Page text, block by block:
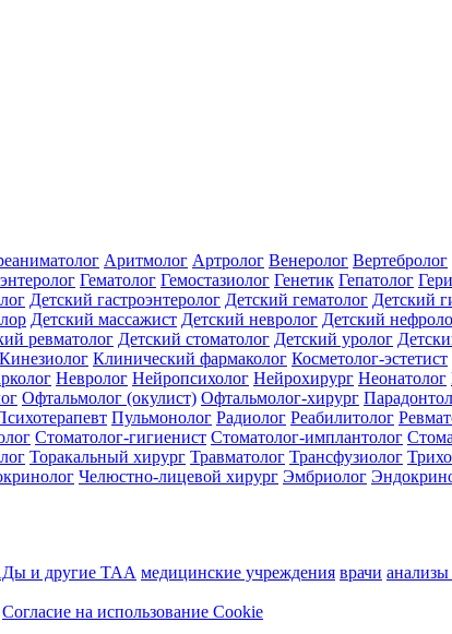
Аритмолог Артролог Венеролог Вертебролог
Гематолог Гемостазиолог Генетик Гепатолог
Детский гастроэнтеролог Детский гематолог Детский
Детский массажист Детский невролог Детский
ревматолог Детский стоматолог Детский уролог
Кинезиолог Клинический фармаколог Косметолог-эстетист
Невролог Нейропсихолог Нейрохирург Неонатолог
Офтальмолог (окулист) Офтальмолог-хирург
Пульмонолог Радиолог Реабилитолог
Стоматолог-гигиенист Стоматолог-имплантолог
Торакальный хирург Травматолог Трансфузиолог
Челюстно-лицевой хирург Эмбриолог
и другие ТАА медицинские учреждения врачи
Согласие на использование Cookie